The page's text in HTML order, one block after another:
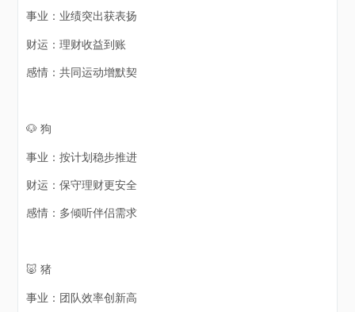
事业：业绩突出获表扬
财运：理财收益到账
感情：共同运动增默契
🐶 狗
事业：按计划稳步推进
财运：保守理财更安全
感情：多倾听伴侣需求
🐷 猪
事业：团队效率创新高